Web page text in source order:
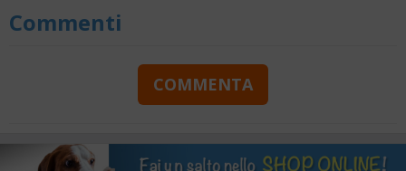
Commenti
COMMENTA